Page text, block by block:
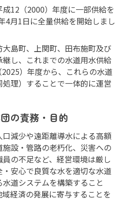
12（2000）年度に一部供給を
4月1日に全量供給を開始しまし
島町、上関町、田布施町及び
し、これまでの水道用水供給
）年度から、これらの水道
理）することで一体的に運営
の責務・目的
減少や遠距離導水による高額
設・管路の老朽化、災害への
の不足など、経営環境は厳し
安心で良質な水を適切な水道
道システムを構築すること
経済の発展に寄与することを